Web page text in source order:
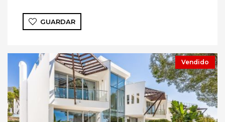
GUARDAR
Vendido